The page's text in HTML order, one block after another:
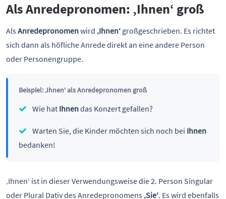
Als Anredepronomen: ‚Ihnen‘ groß
AlsAnredepronomenwird ‚Ihnen‘ großgeschrieben. Es richtet
sich dann als höfliche Anrede direkt an eine andere Person
oder Personengruppe.
Beispiel: ‚Ihnen‘ als Anredepronomen groß
Wie hat Ihnendas Konzert gefallen?
Warten Sie, die Kinder möchten sich noch bei Ihnen
bedanken!
‚Ihnen‘ ist in dieser Verwendungsweise die 2. Person Singular
oder Plural Dativ des Anredepronomens ‚Sie‘. Es wird ebenfalls